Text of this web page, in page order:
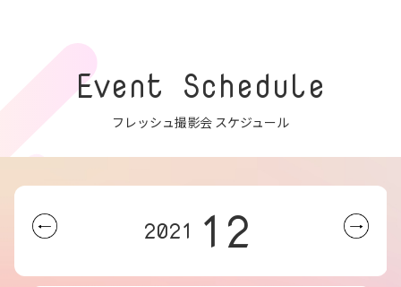
Event Schedule
フレッシュ撮影会 スケジュール
2021 12